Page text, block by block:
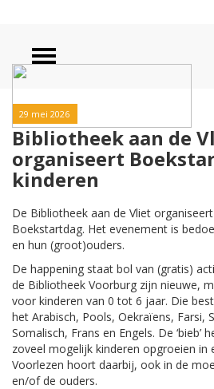
29 mei 2026
Bibliotheek aan de
organiseert
kinderen
De Bibliotheek aan de Vliet
Boekstartdag. Het evenement is
en hun (groot)ouders.
De happening staat bol van (gratis)
de Bibliotheek Voorburg zijn nieuwe,
voor kinderen van 0 tot 6 jaar. Die
het Arabisch, Pools, Oekraïens, Farsi,
Somalisch, Frans en Engels. De ‘bieb’
zoveel mogelijk kinderen opgroeien in
Voorlezen hoort daarbij, ook in de
en/of de ouders.